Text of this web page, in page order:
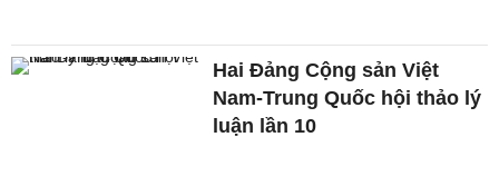
Hai Đảng Cộng sản Việt
Nam-Trung Quốc hội thảo lý
luận lần 10